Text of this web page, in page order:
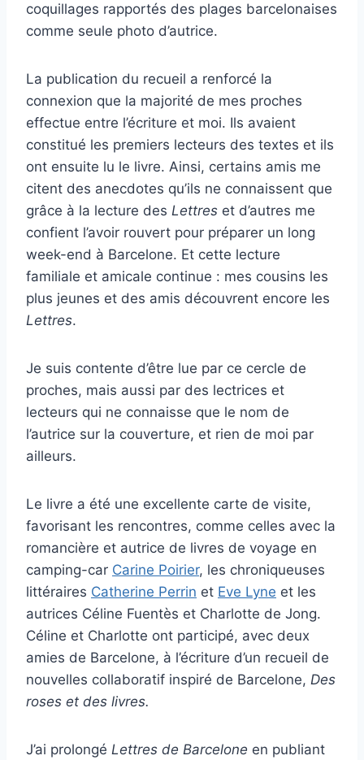
coquillages rapportés des plages barcelonaises
comme seule photo d’autrice.
La publication du recueil a renforcé la
connexion que la majorité de mes proches
effectue entre l’écriture et moi. Ils avaient
constitué les premiers lecteurs des textes et ils
ont ensuite lu le livre. Ainsi, certains amis me
citent des anecdotes qu’ils ne connaissent que
grâce à la lecture des Lettres et d’autres me
confient l’avoir rouvert pour préparer un long
week-end à Barcelone. Et cette lecture
familiale et amicale continue : mes cousins les
plus jeunes et des amis découvrent encore les
Lettres.
Je suis contente d’être lue par ce cercle de
proches, mais aussi par des lectrices et
lecteurs qui ne connaisse que le nom de
l’autrice sur la couverture, et rien de moi par
ailleurs.
Le livre a été une excellente carte de visite,
favorisant les rencontres, comme celles avec la
romancière et autrice de livres de voyage en
camping-car Carine Poirier, les chroniqueuses
littéraires Catherine Perrin et Eve Lyne et les
autrices Céline Fuentès et Charlotte de Jong.
Céline et Charlotte ont participé, avec deux
amies de Barcelone, à l’écriture d’un recueil de
nouvelles collaboratif inspiré de Barcelone, Des
roses et des livres.
J’ai prolongé Lettres de Barcelone en publiant